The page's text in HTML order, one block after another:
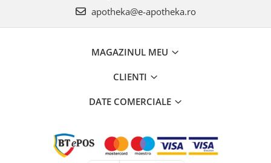
apotheka@e-apotheka.ro
MAGAZINUL MEU
CLIENTI
DATE COMERCIALE